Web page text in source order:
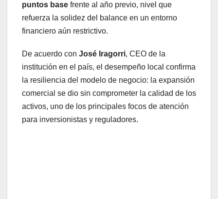
puntos base frente al año previo, nivel que
refuerza la solidez del balance en un entorno
financiero aún restrictivo.
De acuerdo con José Iragorri, CEO de la
institución en el país, el desempeño local confirma
la resiliencia del modelo de negocio: la expansión
comercial se dio sin comprometer la calidad de los
activos, uno de los principales focos de atención
para inversionistas y reguladores.